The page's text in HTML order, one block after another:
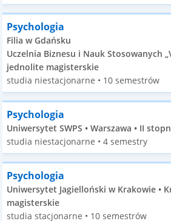
Psychologia
Filia w Gdańsku
Uczelnia Biznesu i Nauk Stosowanych
jednolite magisterskie
studia niestacjonarne • 10 semestrów
Psychologia
Uniwersytet SWPS • Warszawa • II
studia niestacjonarne • 4 semestry
Psychologia
Uniwersytet Jagielloński w Krakowie •
magisterskie
studia stacjonarne • 10 semestrów